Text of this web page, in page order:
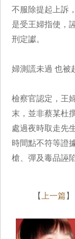
不服除提起上訴
是受王婦指使，
刑定讞。
婦測謊未過 也被
檢察官認定，王
末，並非蔡某杜
處過夜時取走先
時間點不符等證
槍、彈及毒品誣
【 上一篇